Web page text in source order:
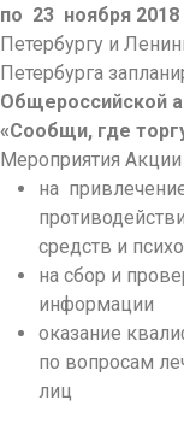
по 23 ноября
Петербургу и
Петербурга
Общероссийской
«Сообщи, где
Мероприятия
на
средств и
на сбор и
информации
оказание
по вопросам
лиц